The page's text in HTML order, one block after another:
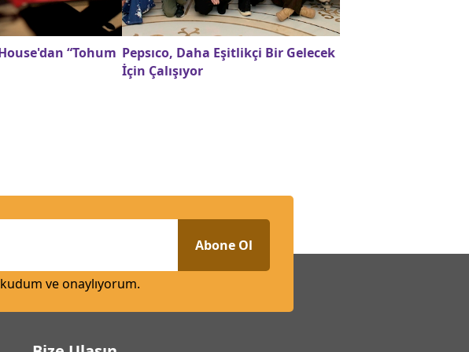
“Tohum Pepsıco, Daha Eşitlikçi Bir Gelecek
İçin Çalışıyor
Abone Ol
ve onaylıyorum.